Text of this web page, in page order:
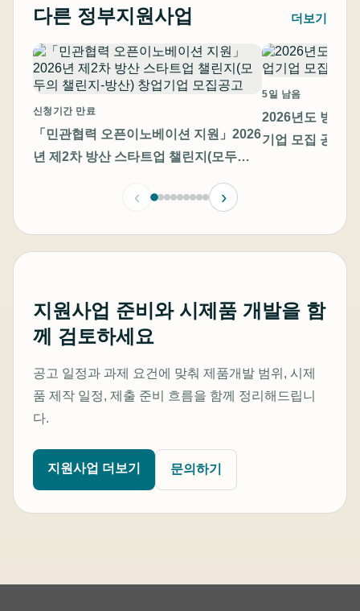
다른 정부지원사업 더보기
신청기간 만료
「민관협력 오픈이노베이션 지원」2026
년 제2차 방산 스타트업 챌린지(모두의
5일 남음
2026년도 방산
기업 모집 공고
‹ ›
지원사업 준비와 시제품 개발을 함
께 검토하세요
공고 일정과 과제 요건에 맞춰 제품개발 범위, 시제
품 제작 일정, 제출 준비 흐름을 함께 정리해드립니
다.
지원사업 더보기 문의하기